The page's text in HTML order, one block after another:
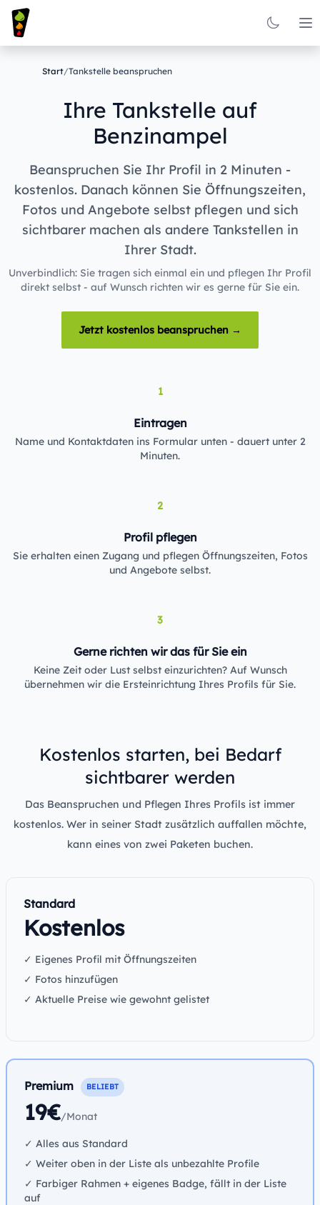
Start/Tankstelle beanspruchen
Ihre Tankstelle auf
Benzinampel
Beanspruchen Sie Ihr Profil in 2 Minuten -
kostenlos. Danach können Sie Öffnungszeiten,
Fotos und Angebote selbst pflegen und sich
sichtbarer machen als andere Tankstellen in
Ihrer Stadt.
Unverbindlich: Sie tragen sich einmal ein und pflegen Ihr Profil
direkt selbst - auf Wunsch richten wir es gerne für Sie ein.
Jetzt kostenlos beanspruchen →
1
Eintragen
Name und Kontaktdaten ins Formular unten - dauert unter 2
Minuten.
2
Profil pflegen
Sie erhalten einen Zugang und pflegen Öffnungszeiten, Fotos
und Angebote selbst.
3
Gerne richten wir das für Sie ein
Keine Zeit oder Lust selbst einzurichten? Auf Wunsch
übernehmen wir die Ersteinrichtung Ihres Profils für Sie.
Kostenlos starten, bei Bedarf
sichtbarer werden
Das Beanspruchen und Pflegen Ihres Profils ist immer
kostenlos. Wer in seiner Stadt zusätzlich auffallen möchte,
kann eines von zwei Paketen buchen.
Standard
Kostenlos
✓ Eigenes Profil mit Öffnungszeiten
✓ Fotos hinzufügen
✓ Aktuelle Preise wie gewohnt gelistet
Premium BELIEBT
19€/Monat
✓ Alles aus Standard
✓ Weiter oben in der Liste als unbezahlte Profile
✓ Farbiger Rahmen + eigenes Badge, fällt in der Liste
auf